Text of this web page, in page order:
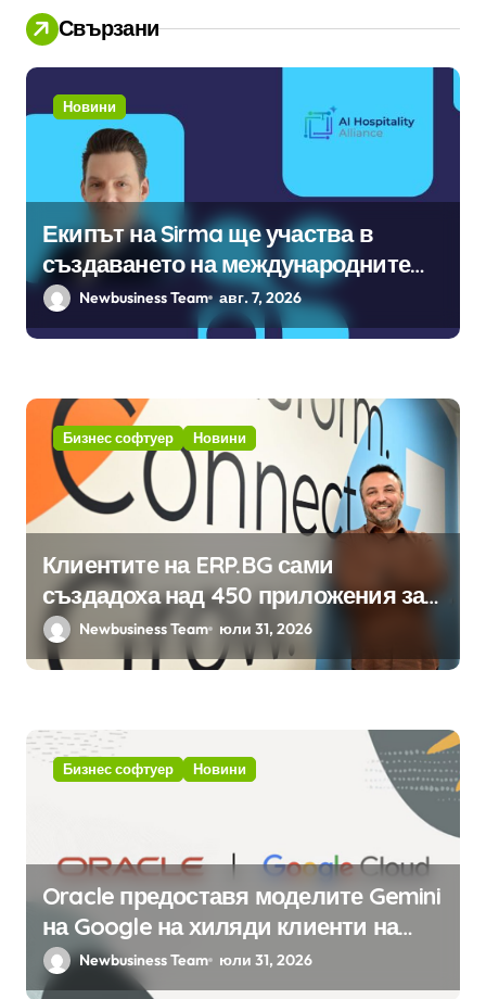
Свързани
Новини
Екипът на Sirma ще участва в
създаването на международните
стандарти за навлизане на
изкуствен интелект в
Newbusiness Team авг. 7, 2026
Бизнес софтуер Новини
Клиентите на ERP.BG сами
създадоха над 450 приложения за
ERP системата с помощта на
вградения в нея изкуствен
Newbusiness Team юли 31, 2026
Бизнес софтуер Новини
Oracle предоставя моделите Gemini
на Google на хиляди клиенти на
бизнес приложения
Newbusiness Team юли 31, 2026